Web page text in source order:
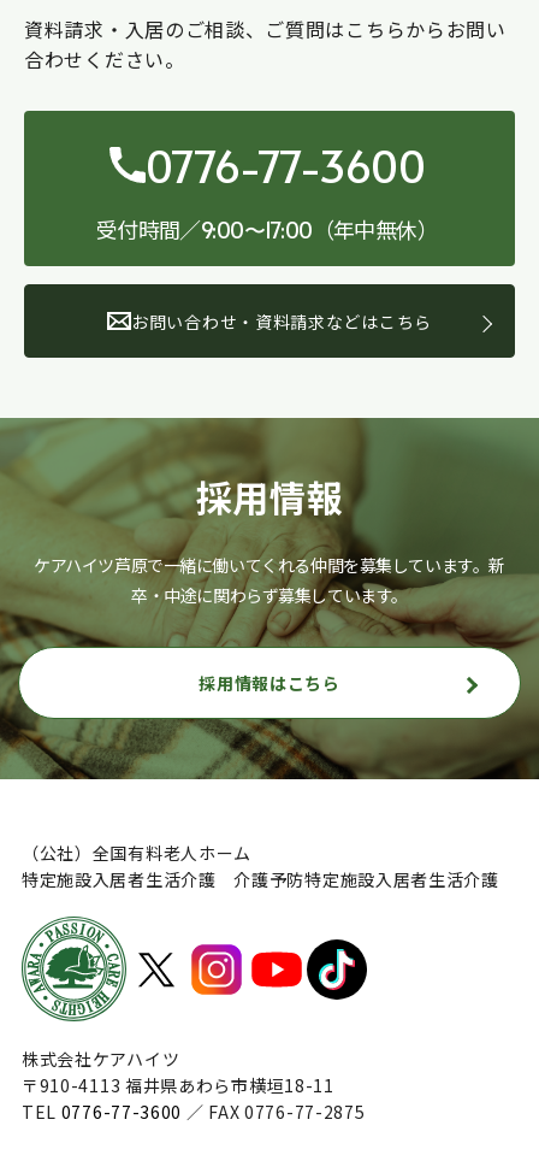
資料請求・入居のご相談、ご質問はこちらからお問い
合わせください。
0776-77-3600
受付時間／9:00〜17:00 （年中無休）
お問い合わせ・資料請求などはこちら
採用情報
ケアハイツ芦原で一緒に働いてくれる仲間を募集しています。新
卒・中途に関わらず募集しています。
採用情報はこちら
（公社）全国有料老人ホーム
特定施設入居者生活介護 介護予防特定施設入居者生活介護
株式会社ケアハイツ
〒910-4113 福井県あわら市横垣18-11
TEL 0776-77-3600 ／ FAX 0776-77-2875